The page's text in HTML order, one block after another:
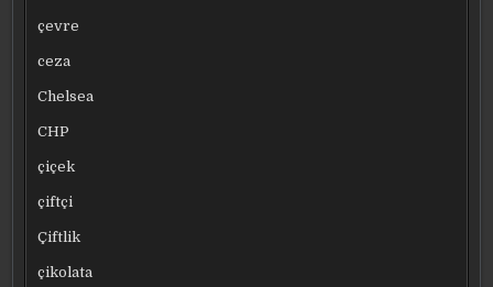
çevre
ceza
Chelsea
CHP
çiçek
çiftçi
Çiftlik
çikolata